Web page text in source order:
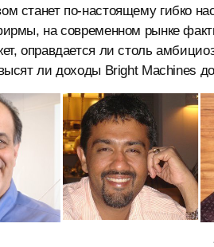
станет по-настоящему гибко
на современном рынке
оправдается ли столь
ли доходы Bright Machines